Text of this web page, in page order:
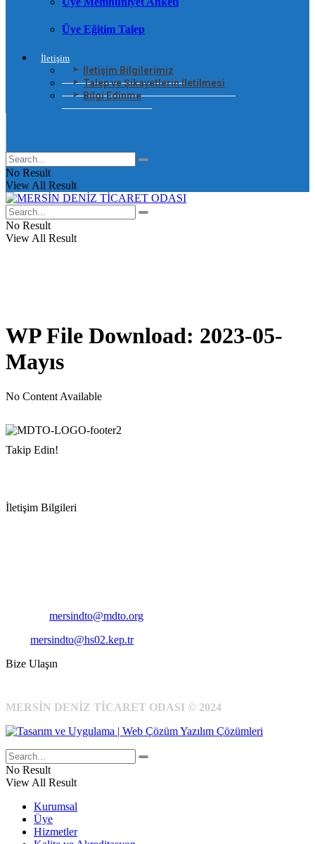
Üye Eğitim Talep
İletişim
İletişim Bilgilerimiz
Talep ve Şikayetlerin İletilmesi
Bilgi Edinme
No Result
View All Result
No Result
View All Result
WP File Download: 2023-05-
Mayıs
No Content Available
Takip Edin!
İletişim Bilgileri
mersindto@mdto.org
mersindto@hs02.kep.tr
Bize Ulaşın
MERSİN DENİZ TİCARET ODASI © 2024
No Result
View All Result
Kurumsal
Üye
Hizmetler